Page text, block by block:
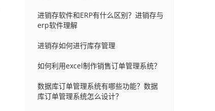
进销存软件和ERP有什么区别？进销存与
erp软件理解
进销存如何进行库存管理
如何利用excel制作销售订单管理系统？
数据库订单管理系统有哪些功能？数据
库订单管理系统怎么设计？